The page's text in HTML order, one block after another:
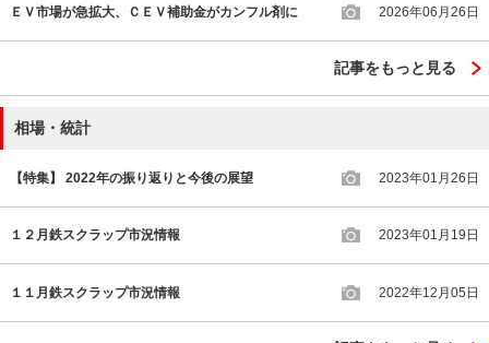
ＥＶ市場が急拡大、ＣＥＶ補助金がカンフル剤に 2026年06月26日
記事をもっと見る
相場・統計
【特集】 2022年の振り返りと今後の展望 2023年01月26日
１２月鉄スクラップ市況情報 2023年01月19日
１１月鉄スクラップ市況情報 2022年12月05日